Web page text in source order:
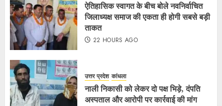
ऐतिहासिक स्वागत के बीच बोले नवनिर्वाचित
जिलाध्यक्ष समाज की एकता ही होगी सबसे बड़ी
ताकत
22 HOURS AGO
उत्तर प्रदेश कांधला
नाली निकासी को लेकर दो पक्ष भिड़े, दंपति
अस्पताल और आरोपी पर कार्रवाई की मांग